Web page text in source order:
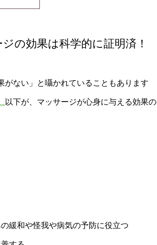
の効果は科学的に証明済！
ない」と囁かれていることもあります
以下が、マッサージが心身に与える効果の
緩和や怪我や病気の予防に役立つ